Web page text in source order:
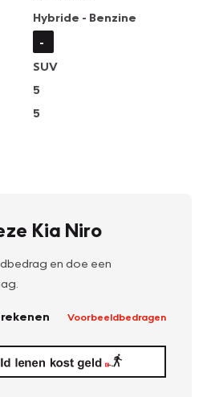
Hybride - Benzine
-
SUV
5
5
Kia Niro
en doe een
Voorbeeldbedragen